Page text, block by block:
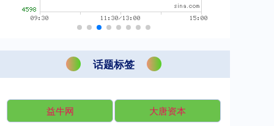
话题标签
益牛网 大唐资本